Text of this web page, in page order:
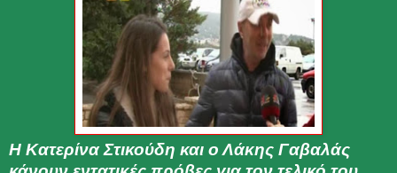
Η Κατερίνα Στικούδη και ο Λάκης Γαβαλάς